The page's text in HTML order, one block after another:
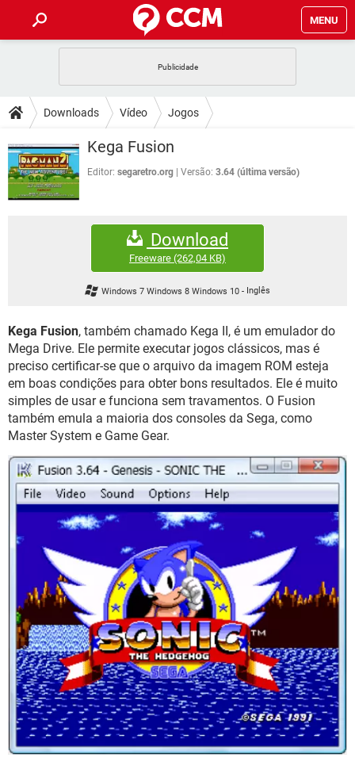
MENU
CELULAR FACEBOOK
OUTLOOK
INSTAGRAM GMAIL
GUIA DE COMPRAS
DICAS
JOGOS WHATSAPP
CELULAR
OUTLOOK
DOWNLOADS
JOGOS WHATSAPP
CELULAR
EXCEL
GMAIL
FÓRUM
FACEBOOK
EXCEL
GMAIL
WHATSAPP
INSTAGRAM GMAIL
GUIA DE COMPRAS
Downloads Vídeo Jogos
Kega Fusion
Editor: segaretro.org Versão: 3.64 (última versão)
Download
Freeware (262,04 KB)
Windows 7 Windows 8 Windows 10 - Inglês
Kega Fusion, também chamado Kega II, é um emulador do
Mega Drive. Ele permite executar jogos clássicos, mas é
preciso certificar-se que o arquivo da imagem ROM esteja
em boas condições para obter bons resultados. Ele é muito
simples de usar e funciona sem travamentos. O Fusion
também emula a maioria dos consoles da Sega, como
Master System e Game Gear.